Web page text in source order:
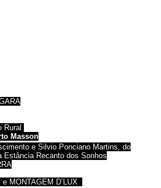
Rural
Masson
e Silvio Ponciano Martins, do
Estância Recanto dos Sonhos
MONTAGEM D’LUX